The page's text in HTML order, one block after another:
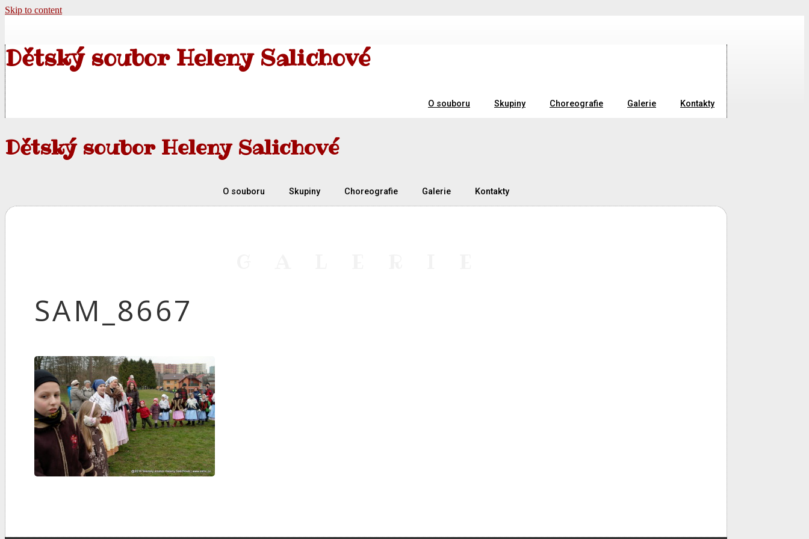
Skip to content
Dětský soubor Heleny Salichové
O souboru Skupiny Choreografie Galerie Kontakty
Dětský soubor Heleny Salichové
O souboru Skupiny Choreografie Galerie Kontakty
SAM_8667